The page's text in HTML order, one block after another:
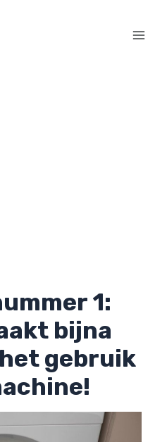
1:
bijna
gebruik